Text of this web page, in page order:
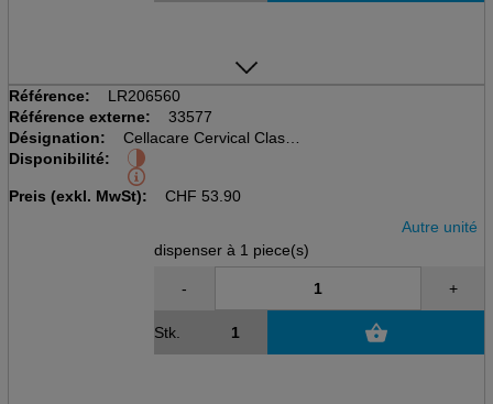
Référence:
LR206560
Référence externe:
33577
Désignation:
Cellacare Cervical Classic
disp à 1 pcs, taille 3, 9cm
Tour de cou 42-50cm
Disponibilité:
Preis (exkl. MwSt): CHF 53.90
Autre unité
dispenser à 1 piece(s)
- +
Stk.